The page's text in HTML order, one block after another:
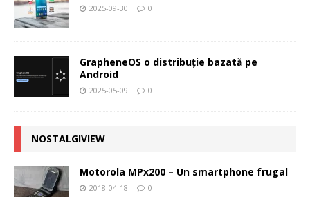
2025-09-30 0
GrapheneOS o distribuție bazată pe
Android
2025-05-09 0
NOSTALGIVIEW
Motorola MPx200 – Un smartphone frugal
2018-04-18 0